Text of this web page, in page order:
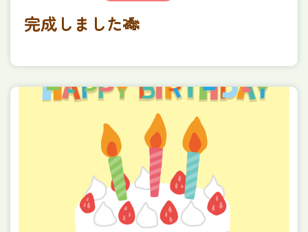
完成しました🎋